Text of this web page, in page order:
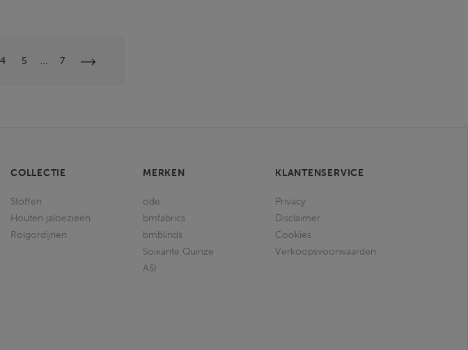
4 5 … 7 Volgende
COLLECTIE
Stoffen
Houten jaloezieën
Rolgordijnen
MERKEN
ode
bmfabrics
bmblinds
Soixante Quinze
ASI
KLANTENSERVICE
Privacy
Disclaimer
Cookies
Verkoopsvoorwaarden